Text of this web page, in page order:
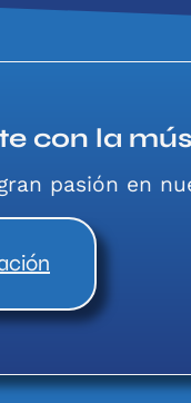
con la
pasión en